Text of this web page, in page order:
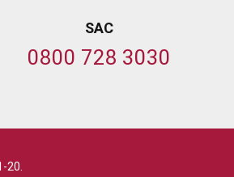
SAC
0800 728 3030
20.